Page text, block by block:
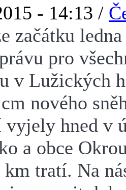
- 14:13 /
začátku
pro
v Lužických
nového
vyjely hned v
a obce
tratí. Na